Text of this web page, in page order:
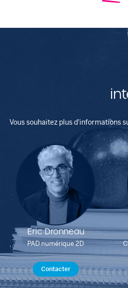
Vous souhaitez plus d'informations
Eric Dronneau
PAD numérique 2D
Contacter